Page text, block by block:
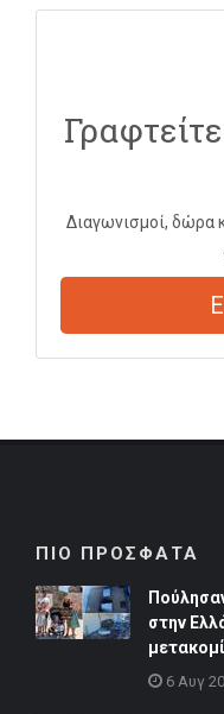
Διαγωνισμοί, δώρα
ΠΙΟ ΠΡΟΣΦΑΤΑ
στην
6 Αυγ